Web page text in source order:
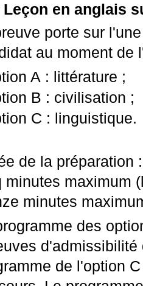
Leçon en anglais
porte sur
au moment de
A : littérature ;
B : civilisation ;
C : linguistique.
de la préparation
minutes maximum
minutes
des
de l'option